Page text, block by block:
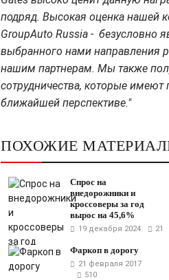
подряд. Высокая оценка нашей
GroupAuto Russia - безусловно
выбранного нами направления
нашим партнерам. Мы также
сотрудничества, которые
ближайшей перспективе."
ПОХОЖИЕ
Спрос на
внедорожники и
кроссоверы за год
вырос на 45,6%
19 декабря 2024 21
Фаркоп в дорогу
21 февраля 2017
510